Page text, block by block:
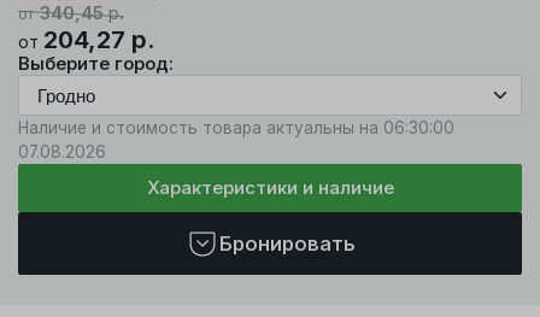
от340,45р.
от 204,27 р.
Выберите город:
Наличие и стоимость товара актуальны на 06:30:00
07.08.2026
Характеристики и наличие
Бронировать